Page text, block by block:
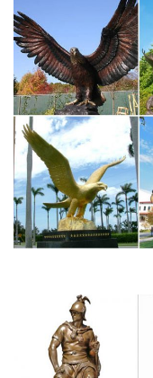
У нас можно купить
фарфоре: забавные
популярны в нашей
качественных
прослужат долго даже
Фигурка собаки из
Фигурка собаки из
яшма с доставкой в
статуэтку собачки
интернет магазине,
Бронзовая статуэтка
«Друг Человека» –
аксессуаров из
Статуэтки собак,